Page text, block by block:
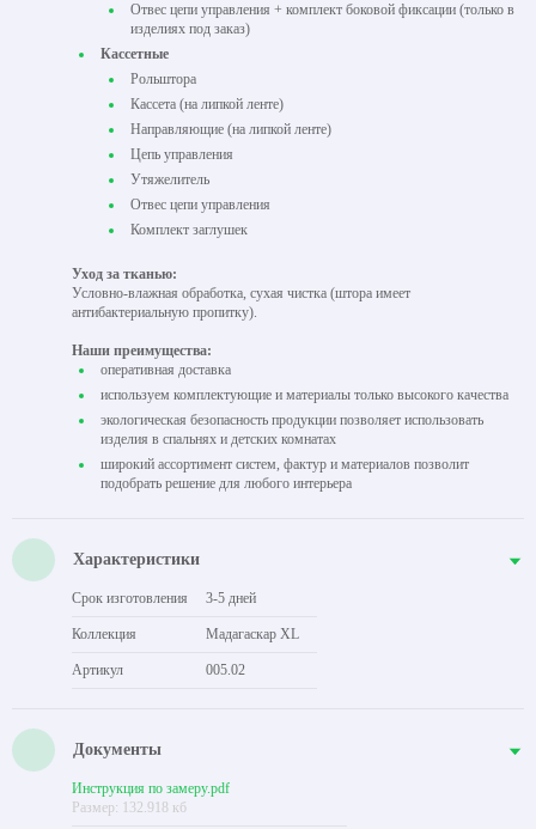
Отвес цепи управления + комплект боковой фиксации (только в
изделиях под заказ)
Кассетные
Рольштора
Кассета (на липкой ленте)
Направляющие (на липкой ленте)
Цепь управления
Утяжелитель
Отвес цепи управления
Комплект заглушек
Уход за тканью:
Условно-влажная обработка, сухая чистка (штора имеет
антибактериальную пропитку).
Наши преимущества:
оперативная доставка
используем комплектующие и материалы только высокого качества
экологическая безопасность продукции позволяет использовать
изделия в спальнях и детских комнатах
широкий ассортимент систем, фактур и материалов позволит
подобрать решение для любого интерьера
Характеристики
Срок изготовления 3-5 дней
Коллекция Мадагаскар XL
Артикул 005.02
Документы
Инструкция по замеру.pdf
Размер: 132.918 кб